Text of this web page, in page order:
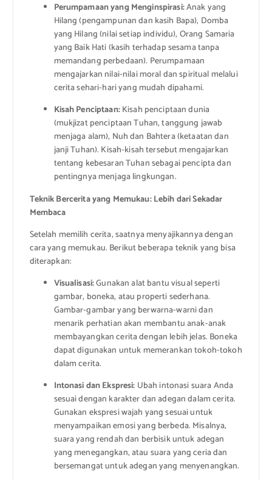
Perumpamaan yang Menginspirasi:Anak yang
Hilang (pengampunan dan kasih Bapa), Domba
yang Hilang (nilai setiap individu), Orang Samaria
yang Baik Hati (kasih terhadap sesama tanpa
memandang perbedaan). Perumpamaan
mengajarkan nilai-nilai moral dan spiritual melalui
cerita sehari-hari yang mudah dipahami.
Kisah Penciptaan:Kisah penciptaan dunia
(mukjizat penciptaan Tuhan, tanggung jawab
menjaga alam), Nuh dan Bahtera (ketaatan dan
janji Tuhan). Kisah-kisah tersebut mengajarkan
tentang kebesaran Tuhan sebagai pencipta dan
pentingnya menjaga lingkungan.
Teknik Bercerita yang Memukau: Lebih dari Sekadar
Membaca
Setelah memilih cerita, saatnya menyajikannya dengan
cara yang memukau. Berikut beberapa teknik yang bisa
diterapkan:
Visualisasi:Gunakan alat bantu visual seperti
gambar, boneka, atau properti sederhana.
Gambar-gambar yang berwarna-warni dan
menarik perhatian akan membantu anak-anak
membayangkan cerita dengan lebih jelas. Boneka
dapat digunakan untuk memerankan tokoh-tokoh
dalam cerita.
Intonasi dan Ekspresi: Ubah intonasi suara Anda
sesuai dengan karakter dan adegan dalam cerita.
Gunakan ekspresi wajah yang sesuai untuk
menyampaikan emosi yang berbeda. Misalnya,
suara yang rendah dan berbisik untuk adegan
yang menegangkan, atau suara yang ceria dan
bersemangat untuk adegan yang menyenangkan.